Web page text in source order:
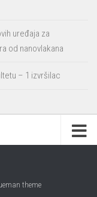
uređaja za
od nanovlakana
– 1 izvršilac
theme